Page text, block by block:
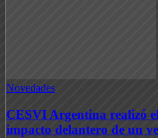
Novedades
CESVI Argentina realizó
impacto delantero de un